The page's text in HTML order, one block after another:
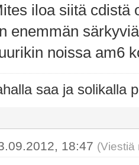
iloa siitä cdistä
enemmän
noissa am6
saa ja solikalla
18:47 (Viestiä